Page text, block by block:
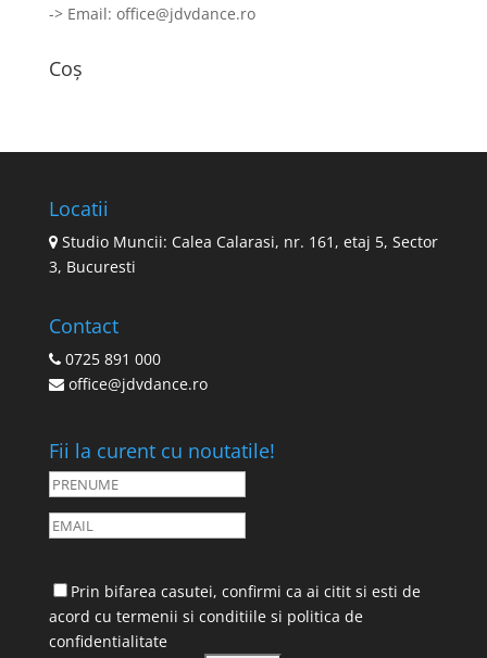
-> Email: office@jdvdance.ro
Coș
Locatii
Studio Muncii: Calea Calarasi, nr. 161, etaj 5, Sector
3, Bucuresti
Contact
0725 891 000
office@jdvdance.ro
Fii la curent cu noutatile!
Prin bifarea casutei, confirmi ca ai citit si esti de
acord cu termenii si conditiilesi politica de
confidentialitate